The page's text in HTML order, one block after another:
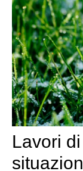
Lavori